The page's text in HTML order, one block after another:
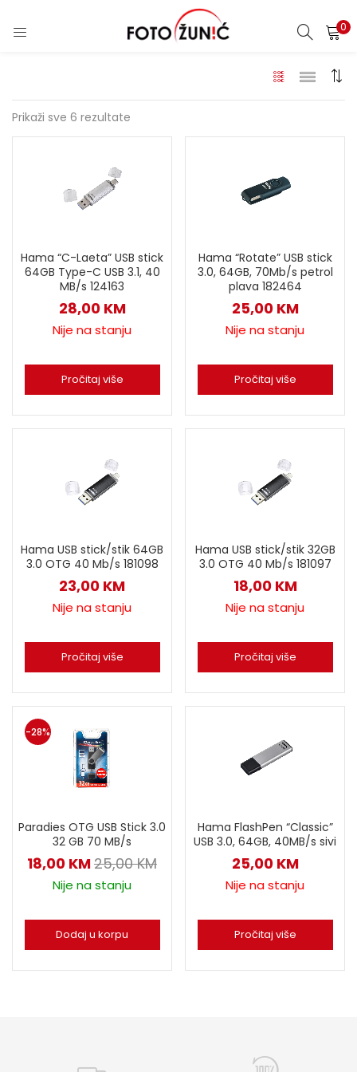
0
Prikaži sve 6 rezultate
Hama “C-Laeta” USB stick
64GB Type-C USB 3.1, 40
MB/s 124163
28,00 KM
Nije na stanju
Pročitaj više
Hama “Rotate” USB stick
3.0, 64GB, 70Mb/s petrol
plava 182464
25,00 KM
Nije na stanju
Pročitaj više
Hama USB stick/stik 64GB
3.0 OTG 40 Mb/s 181098
23,00 KM
Nije na stanju
Pročitaj više
Hama USB stick/stik 32GB
3.0 OTG 40 Mb/s 181097
18,00 KM
Nije na stanju
Pročitaj više
-28%
Paradies OTG USB Stick 3.0
32 GB 70 MB/s
18,00 KM25,00KM
Nije na stanju
Dodaj u korpu
Hama FlashPen “Classic”
USB 3.0, 64GB, 40MB/s sivi
25,00 KM
Nije na stanju
Pročitaj više